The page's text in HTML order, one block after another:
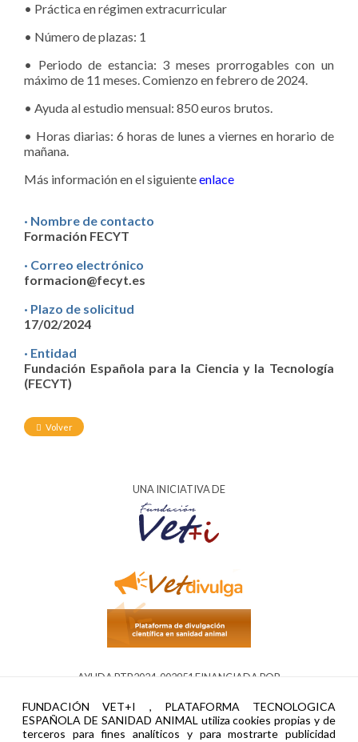
• Práctica en régimen extracurricular
• Número de plazas: 1
• Periodo de estancia: 3 meses prorrogables con un
máximo de 11 meses. Comienzo en febrero de 2024.
• Ayuda al estudio mensual: 850 euros brutos.
• Horas diarias: 6 horas de lunes a viernes en horario de
mañana.
Más información en el siguienteenlace
· Nombre de contacto
Formación FECYT
· Correo electrónico
formacion@fecyt.es
· Plazo de solicitud
17/02/2024
· Entidad
Fundación Española para la Ciencia y la Tecnología
(FECYT)
Volver
UNA INICIATIVA DE
AYUDA PTR2024-002951 FINANCIADA POR
FUNDACIÓN VET+I , PLATAFORMA TECNOLOGICA
ESPAÑOLA DE SANIDAD ANIMAL utiliza cookies propias y de
terceros para fines analíticos y para mostrarte publicidad